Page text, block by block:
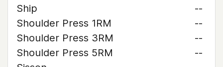
Ship
--
Shoulder Press 1RM
--
Shoulder Press 3RM
--
Shoulder Press 5RM
--